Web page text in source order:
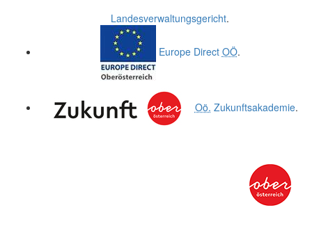
Landesverwaltungsgericht.
Europe Direct OÖ.
Oö. Zukunftsakademie.